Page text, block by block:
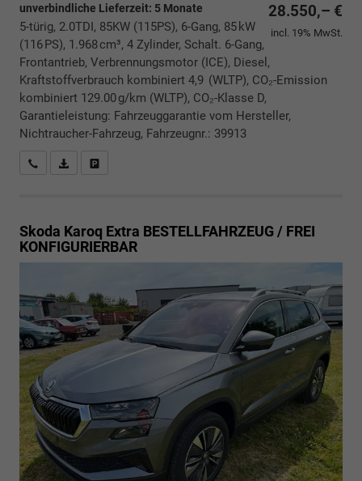
28.550,– €
incl. 19% MwSt.
unverbindliche Lieferzeit: 5 Monate
5-türig, 2.0TDI, 85KW (115PS), 6-Gang, 85 kW
(116 PS), 1.968 cm³, 4 Zylinder, Schalt. 6-Gang,
Frontantrieb, Verbrennungsmotor (ICE), Diesel,
Kraftstoffverbrauch kombiniert 4,9 (WLTP), CO₂-Emission
kombiniert 129.00 g/km (WLTP), CO₂-Klasse D,
Garantieleistung: Fahrzeuggarantie vom Hersteller,
Nichtraucher-Fahrzeug, Fahrzeugnr.: 39913
Rückrufbitte absenden
PDF-Datei, Fahrzeugexposé drucken
Skoda Karoq Extra BESTELLFAHRZEUG / FREI
KONFIGURIERBAR